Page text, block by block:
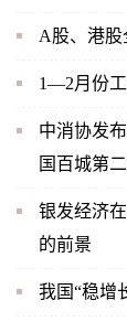
A股、港股
1—2月份
中消协发
国百城第二
银发经济
的前景
我国“稳增